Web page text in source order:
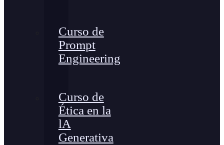
Curso de
Prompt
Engineering
Curso de
Ética en la
lA
Generativa